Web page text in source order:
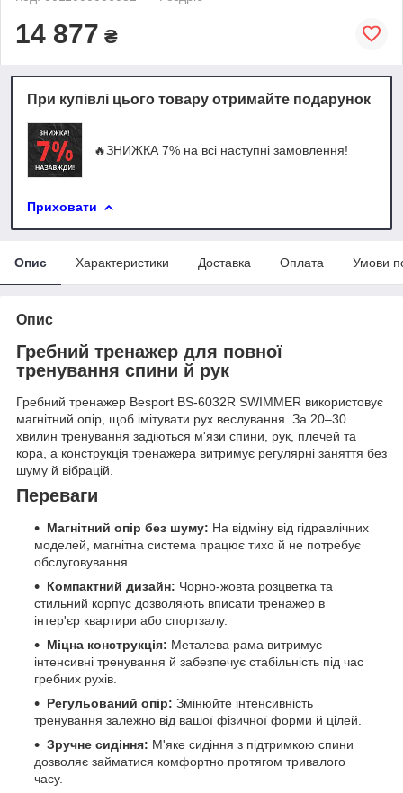
14 877 ₴
При купівлі цього товару отримайте подарунок
🔥ЗНИЖКА 7% на всі наступні замовлення!
Приховати
Опис Характеристики Доставка Оплата Умови
Опис
Гребний тренажер для повної
тренування спини й рук
Гребний тренажер Besport BS-6032R SWIMMER використовує
магнітний опір, щоб імітувати рух веслування. За 20–30
хвилин тренування задіються м'язи спини, рук, плечей та
кора, а конструкція тренажера витримує регулярні заняття без
шуму й вібрацій.
Переваги
Магнітний опір без шуму: На відміну від гідравлічних
моделей, магнітна система працює тихо й не потребує
обслуговування.
Компактний дизайн: Чорно-жовта розцветка та
стильний корпус дозволяють вписати тренажер в
інтер'єр квартири або спортзалу.
Міцна конструкція: Металева рама витримує
інтенсивні тренування й забезпечує стабільність під час
гребних рухів.
Регульований опір: Змінюйте інтенсивність
тренування залежно від вашої фізичної форми й цілей.
Зручне сидіння: М'яке сидіння з підтримкою спини
дозволяє займатися комфортно протягом тривалого
часу.